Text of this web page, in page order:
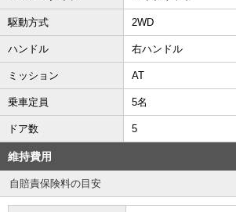
駆動方式 2WD
ハンドル 右ハンドル
ミッション AT
乗車定員 5名
ドア数 5
維持費用
自賠責保険料の目安